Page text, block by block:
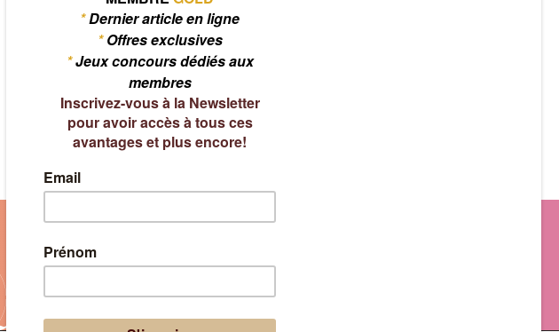
Lyon
Nantes
Pâtisserie
SPA Tea-Time
Thé-Tisane